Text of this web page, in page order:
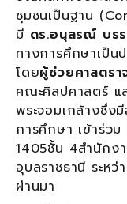
ชุมชนเป็นฐาน
มี ดร.อนุสรณ์ บรร
ทางการศึกษาเป็น
โดยผู้ช่วยศาสตร
คณะศิลปศาสตร์ แ
พระจอมเกล้างซึ่ง
การศึกษา เข้าร่ว
1405ชั้น 4สำนักง
อุบลราชธานี ระห
ผ่านมา